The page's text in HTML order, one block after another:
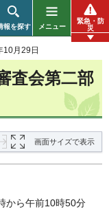
報を探す メニュー
緊急・防
災
10月29日
査会第二部
画面サイズで表示
から午前10時50分